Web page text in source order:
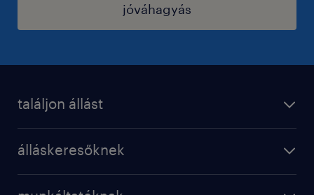
jóváhagyás
találjon állást
álláskeresőknek